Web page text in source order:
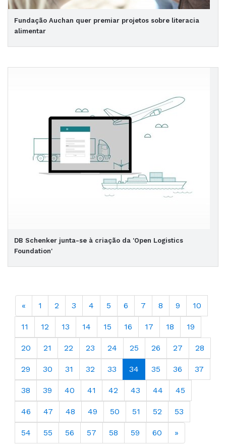
Fundação Auchan quer premiar projetos sobre literacia
alimentar
DB Schenker junta-se à criação da 'Open Logistics
Foundation'
« 1 2 3 4 5 6 7 8 9 10
11 12 13 14 15 16 17 18 19
20 21 22 23 24 25 26 27 28
29 30 31 32 33 34 35 36 37
38 39 40 41 42 43 44 45
46 47 48 49 50 51 52 53
54 55 56 57 58 59 60 »